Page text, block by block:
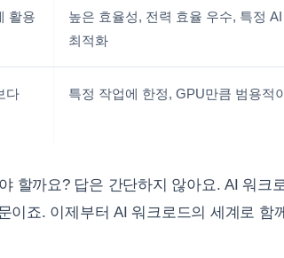
활용
높은 효율성, 전력 효율 우수, 특정
최적화
다
특정 작업에 한정, GPU만큼 범용적
할까요? 답은 간단하지 않아요. AI 워크
이죠. 이제부터 AI 워크로드의 세계로 함